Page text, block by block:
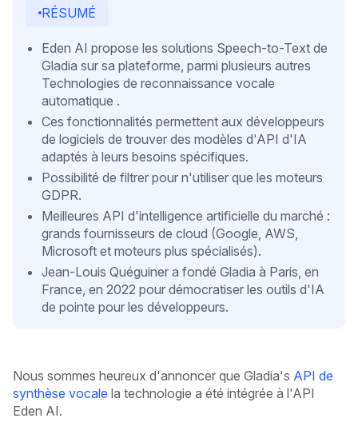
RÉSUMÉ
Eden AI propose les solutions Speech-to-Text de
Gladia sur sa plateforme, parmi plusieurs autres
Technologies de reconnaissance vocale
automatique .
Ces fonctionnalités permettent aux développeurs
de logiciels de trouver des modèles d'API d'IA
adaptés à leurs besoins spécifiques.
Possibilité de filtrer pour n'utiliser que les moteurs
GDPR.
Meilleures API d'intelligence artificielle du marché :
grands fournisseurs de cloud (Google, AWS,
Microsoft et moteurs plus spécialisés).
Jean-Louis Quéguiner a fondé Gladia à Paris, en
France, en 2022 pour démocratiser les outils d'IA
de pointe pour les développeurs.
Nous sommes heureux d'annoncer que Gladia's API de
synthèse vocale la technologie a été intégrée à l'API
Eden AI.